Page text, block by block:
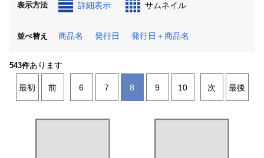
表示方法 詳細表示 サムネイル
並べ替え 商品名 発行日 発行日＋商品名
543件あります
最初 前 6 7 8 9 10 次 最後